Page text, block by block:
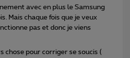
avec en plus le Samsung
Mais chaque fois que je veux
pas et donc je viens
chose pour corriger se soucis (